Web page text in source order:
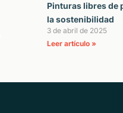
Pinturas libres de
la sostenibilidad
3 de abril de 2025
Leer artículo »